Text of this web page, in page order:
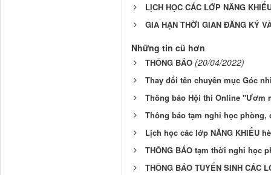
LỊCH HỌC CÁC LỚP NĂNG
GIA HẠN THỜI GIAN ĐĂNG KÝ
Những tin cũ hơn
THÔNG BÁO (20/04/2022)
Thay đổi tên chuyên mục Góc
Thông báo Hội thi Online "Ươm
Thông báo tạm nghỉ học phòng,
Lịch học các lớp NĂNG KHIẾU
THÔNG BÁO tạm thời nghỉ học
THÔNG BÁO TUYỂN SINH CÁC